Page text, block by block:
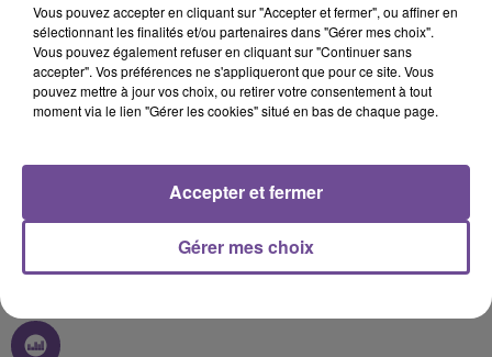
Interview FLASH FM durant le Forum des associations de
Limoges 2025 (06/09/25) Corinne Cueille
Le CAPO est un club omnisports proposant 15 disciplines en
sport et de promouvoir la pratique des activités physiques et
solidarité et d’amitié par l’application des règles de
Vous pouvez accepter en cliquant sur "Accepter et fermer", ou affiner en
sélectionnant les finalités et/ou partenaires dans "Gérer mes choix".
Vous pouvez également refuser en cliquant sur "Continuer sans
accepter". Vos préférences ne s'appliqueront que pour ce site. Vous
pouvez mettre à jour vos choix, ou retirer votre consentement à tout
moment via le lien "Gérer les cookies" situé en bas de chaque page.
Gérer mes choix
Accepter et fermer